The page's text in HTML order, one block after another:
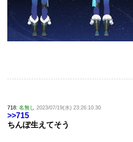
718: 名無し 2023/07/19(水) 23:26:10.30
>>715
ちんぽ生えてそう